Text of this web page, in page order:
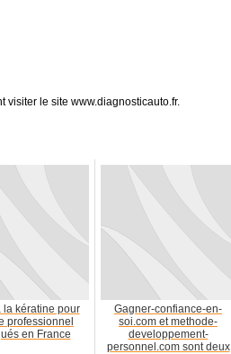
visiter le site www.diagnosticauto.fr.
la kératine pour
professionnel
en France
Gagner-confiance-en-
soi.com et methode-
developpement-
personnel.com sont deux